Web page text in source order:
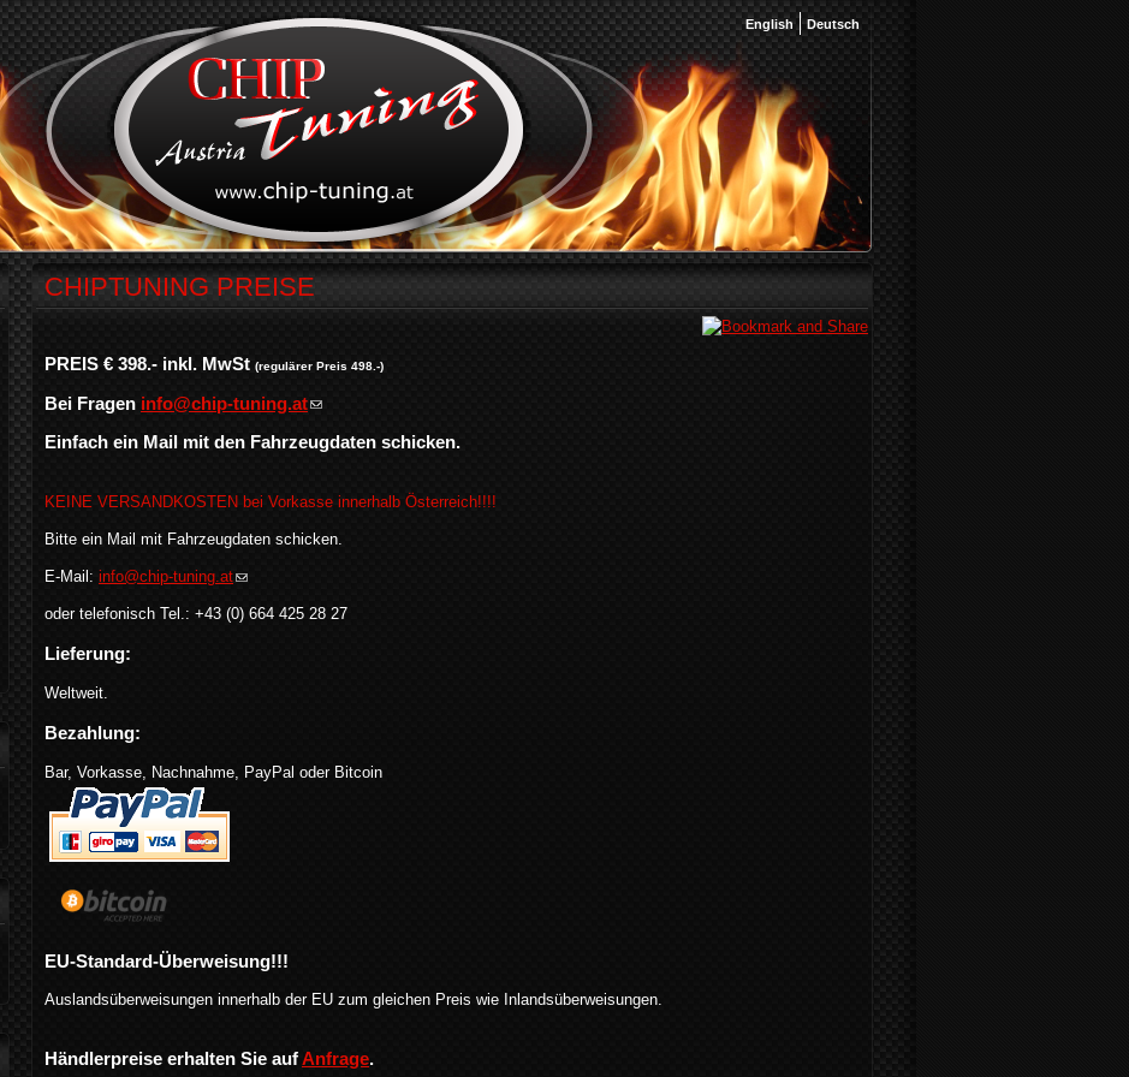
English Deutsch
CHIPTUNING PREISE
PREIS € 398.- inkl. MwSt (regulärer Preis 498.-)
Bei Fragen info@chip-tuning.at
Einfach ein Mail mit den Fahrzeugdaten schicken.
KEINE VERSANDKOSTEN bei Vorkasse innerhalb Österreich!!!!
Bitte ein Mail mit Fahrzeugdaten schicken.
E-Mail: info@chip-tuning.at
oder telefonisch Tel.: +43 (0) 664 425 28 27
Lieferung:
Weltweit.
Bezahlung:
Bar, Vorkasse, Nachnahme, PayPal oder Bitcoin
EU-Standard-Überweisung!!!
Auslandsüberweisungen innerhalb der EU zum gleichen Preis wie Inlandsüberweisungen.
Händlerpreise erhalten Sie aufAnfrage.